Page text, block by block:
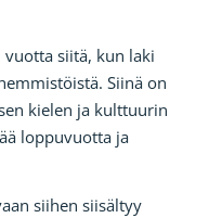
siitä, kun laki
Siinä on
kielen ja kulttuurin
loppuvuotta ja
siihen siisältyy